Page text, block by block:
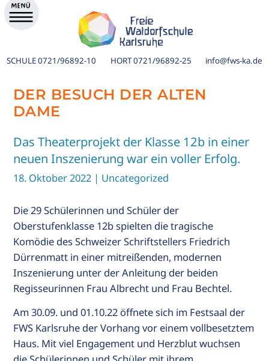
SCHULE0721/96892-10 HORT0721/96892-25 info@fws-ka.de
DER BESUCH DER ALTEN
DAME
Das Theaterprojekt der Klasse 12b in einer
neuen Inszenierung war ein voller Erfolg.
18. Oktober 2022 | Uncategorized
Die 29 Schülerinnen und Schüler der
Oberstufenklasse 12b spielten die tragische
Komödie des Schweizer Schriftstellers Friedrich
Dürrenmatt in einer mitreißenden, modernen
Inszenierung unter der Anleitung der beiden
Regisseurinnen Frau Albrecht und Frau Bechtel.
Am 30.09. und 01.10.22 öffnete sich im Festsaal der
FWS Karlsruhe der Vorhang vor einem vollbesetztem
Haus. Mit viel Engagement und Herzblut wuchsen